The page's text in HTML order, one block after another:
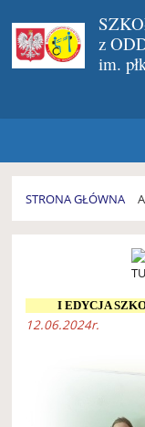
z
im.
STRONA GŁÓWNA
I EDYCJA
12.06.2024r.